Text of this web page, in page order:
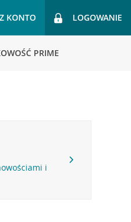
KONTO LOGOWANIE
PRIME
i